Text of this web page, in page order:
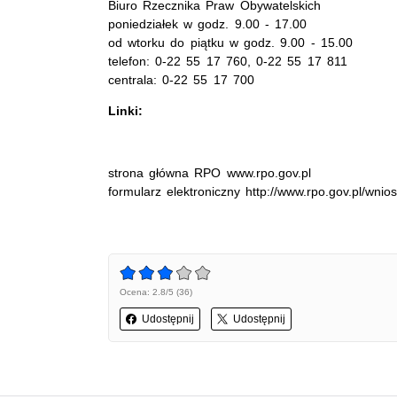
Biuro Rzecznika Praw Obywatelskich
poniedziałek w godz. 9.00 - 17.00
od wtorku do piątku w godz. 9.00 - 15.00
telefon: 0-22 55 17 760, 0-22 55 17 811
centrala: 0-22 55 17 700
Linki:
strona główna RPO www.rpo.gov.pl
formularz elektroniczny http://www.rpo.gov.pl/
Ocena: 2.8/5 (36)
Udostępnij Udostępnij